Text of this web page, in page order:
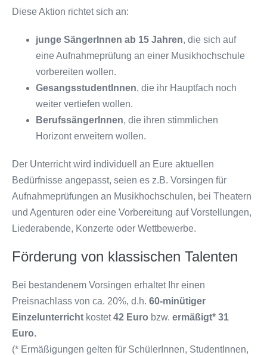
Diese Aktion richtet sich an:
junge SängerInnen ab 15 Jahren, die sich auf
eine Aufnahmeprüfung an einer Musikhochschule
vorbereiten wollen.
GesangsstudentInnen, die ihr Hauptfach noch
weiter vertiefen wollen.
BerufssängerInnen, die ihren stimmlichen
Horizont erweitern wollen.
Der Unterricht wird individuell an Eure aktuellen
Bedürfnisse angepasst, seien es z.B. Vorsingen für
Aufnahmeprüfungen an Musikhochschulen, bei Theatern
und Agenturen oder eine Vorbereitung auf Vorstellungen,
Liederabende, Konzerte oder Wettbewerbe.
Förderung von klassischen Talenten
Bei bestandenem Vorsingen erhaltet Ihr einen
Preisnachlass von ca. 20%, d.h. 60-minütiger
Einzelunterricht kostet42 Euro bzw. ermäßigt* 31
Euro.
(* Ermäßigungen gelten für SchülerInnen, StudentInnen,